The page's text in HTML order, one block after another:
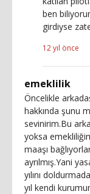
ben
girdiyse
12 yıl önce
emeklilik
Öncelikle
hakkında şunu
sevinirim.Bu
yoksa
maaşı
ayrılmış.Yani
yılını
yıl kendi